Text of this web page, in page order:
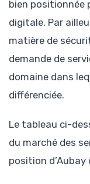
bien positionnée
digitale. Par
matière de
demande de
domaine dans
différenciée.
Le tableau ci-
du marché des
position